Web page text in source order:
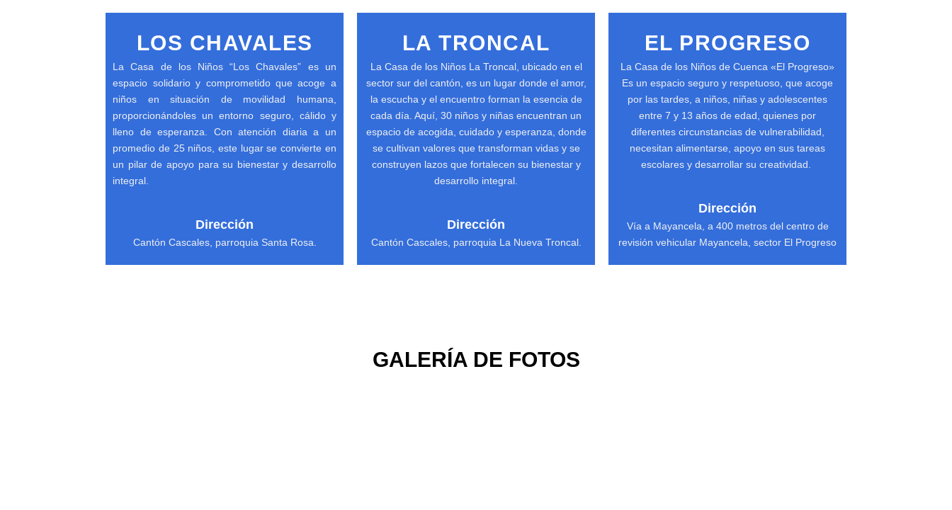
LOS CHAVALES
La Casa de los Niños “Los Chavales” es un
espacio solidario y comprometido que acoge a
niños en situación de movilidad humana,
proporcionándoles un entorno seguro, cálido y
lleno de esperanza. Con atención diaria a un
promedio de 25 niños, este lugar se convierte en
un pilar de apoyo para su bienestar y desarrollo
integral.
Dirección
Cantón Cascales, parroquia Santa Rosa.
LA TRONCAL
La Casa de los Niños La Troncal, ubicado en el
sector sur del cantón, es un lugar donde el amor,
la escucha y el encuentro forman la esencia de
cada día. Aquí, 30 niños y niñas encuentran un
espacio de acogida, cuidado y esperanza, donde
se cultivan valores que transforman vidas y se
construyen lazos que fortalecen su bienestar y
desarrollo integral.
Dirección
Cantón Cascales, parroquia La Nueva Troncal.
EL PROGRESO
La Casa de los Niños de Cuenca «El Progreso»
Es un espacio seguro y respetuoso, que acoge
por las tardes, a niños, niñas y adolescentes
entre 7 y 13 años de edad, quienes por
diferentes circunstancias de vulnerabilidad,
necesitan alimentarse, apoyo en sus tareas
escolares y desarrollar su creatividad.
Dirección
Vía a Mayancela, a 400 metros del centro de
revisión vehicular Mayancela, sector El Progreso
GALERÍA DE FOTOS